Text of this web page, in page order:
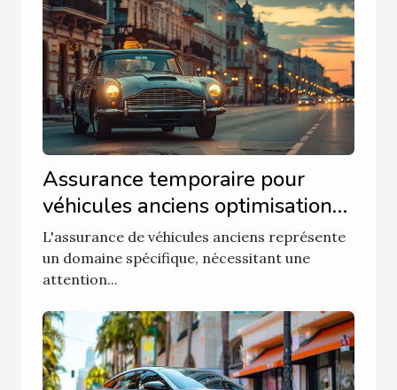
Assurance temporaire pour
véhicules anciens optimisation
des coûts et couvertures
spécifiques
L'assurance de véhicules anciens représente
un domaine spécifique, nécessitant une
attention...